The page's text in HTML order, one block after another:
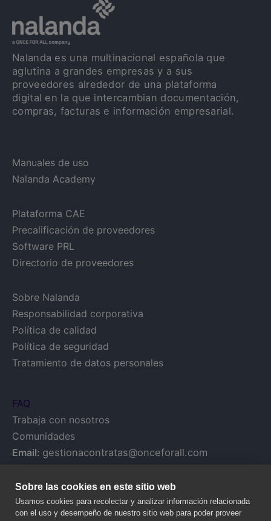
Nalanda es una multinacional española que
aglutina a grandes empresas y a sus
proveedores alrededor de una plataforma
digital en la que intercambian documentación,
compras, facturas e información empresarial.
Manuales de uso
Nalanda Academy
Plataforma CAE
Precalificación de proveedores
Software PRL
Directorio de proveedores
Sobre Nalanda
Responsabilidad corporativa
Política de calidad
Política de seguridad
Tratamiento de datos personales
FAQ
Trabaja con nosotros
Comunidades
Email: gestionacontratas@onceforall.com
Sobre las cookies en este sitio web
Usamos cookies para recolectar y analizar información relacionada
con el uso y desempeño de nuestro sitio web para poder proveer